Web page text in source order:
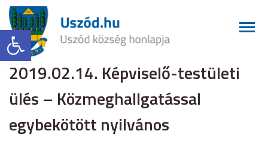
Eszköztár megnyitása
2019.02.14. Képviselő-testületi
ülés – Közmeghallgatással
egybekötött nyilvános